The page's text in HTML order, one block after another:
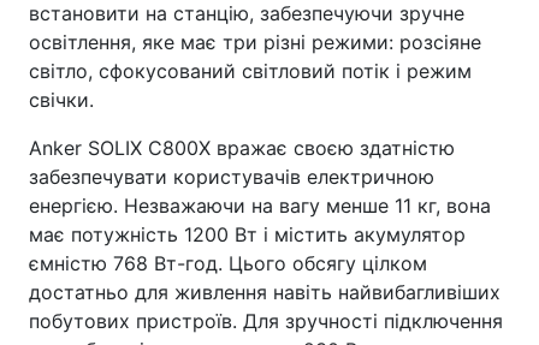
встановити на станцію, забезпечуючи зручне
освітлення, яке має три різні режими: розсіяне
світло, сфокусований світловий потік і режим
свічки.
Anker SOLIX C800X вражає своєю здатністю
забезпечувати користувачів електричною
енергією. Незважаючи на вагу менше 11 кг, вона
має потужність 1200 Вт і містить акумулятор
ємністю 768 Вт-год. Цього обсягу цілком
достатньо для живлення навіть найвибагливіших
побутових пристроїв. Для зручності підключення